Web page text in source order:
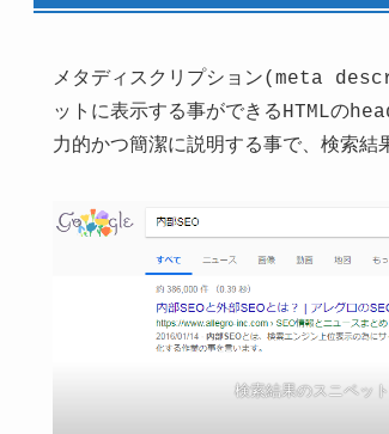
メタディスクリプション(meta
ットに表示する事ができるHTMLの
力的かつ簡潔に説明する事で、検索結
検索結果のスニペット